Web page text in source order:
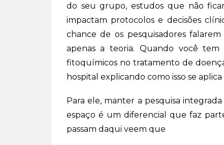
do seu grupo, estudos que não
impactam protocolos e decisões
chance de os pesquisadores
apenas a teoria. Quando você tem
fitoquímicos no tratamento de
hospital explicando como isso se
Para ele, manter a pesquisa
espaço é um diferencial que faz
passam daqui veem que